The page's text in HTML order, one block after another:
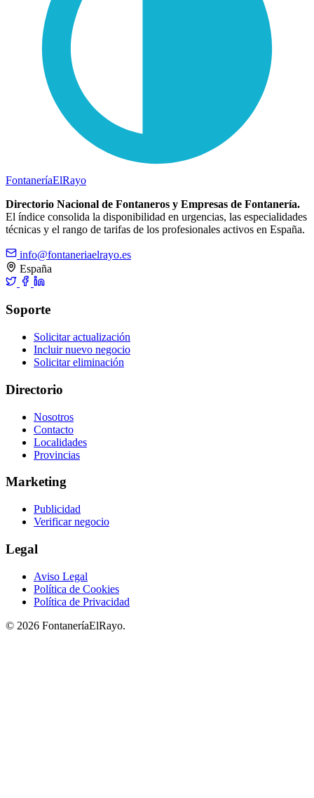
FontaneríaElRayo
Directorio Nacional de Fontaneros y Empresas de Fontanería.
El índice consolida la disponibilidad en urgencias, las especialidades
técnicas y el rango de tarifas de los profesionales activos en España.
info@fontaneriaelrayo.es
España
Soporte
Solicitar actualización
Incluir nuevo negocio
Solicitar eliminación
Directorio
Nosotros
Contacto
Localidades
Provincias
Marketing
Publicidad
Verificar negocio
Legal
Aviso Legal
Política de Cookies
Política de Privacidad
© 2026 FontaneríaElRayo.